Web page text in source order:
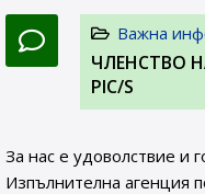
Важна
ЧЛЕНСТВО
PIC/S
За нас е удоволствие и
Изпълнителна агенция